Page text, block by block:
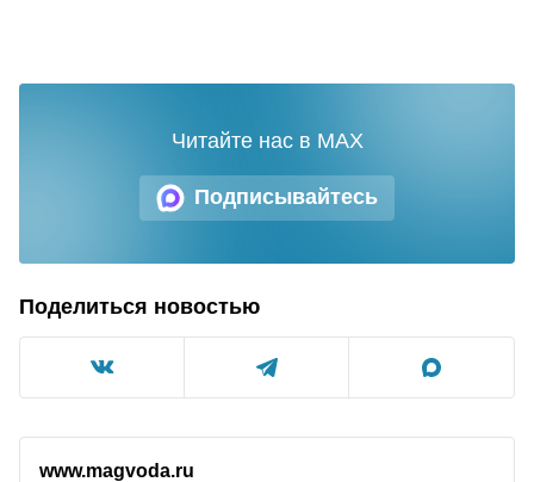
Подписывайтесь
Читайте нас в MAX
Поделиться новостью
www.magvoda.ru